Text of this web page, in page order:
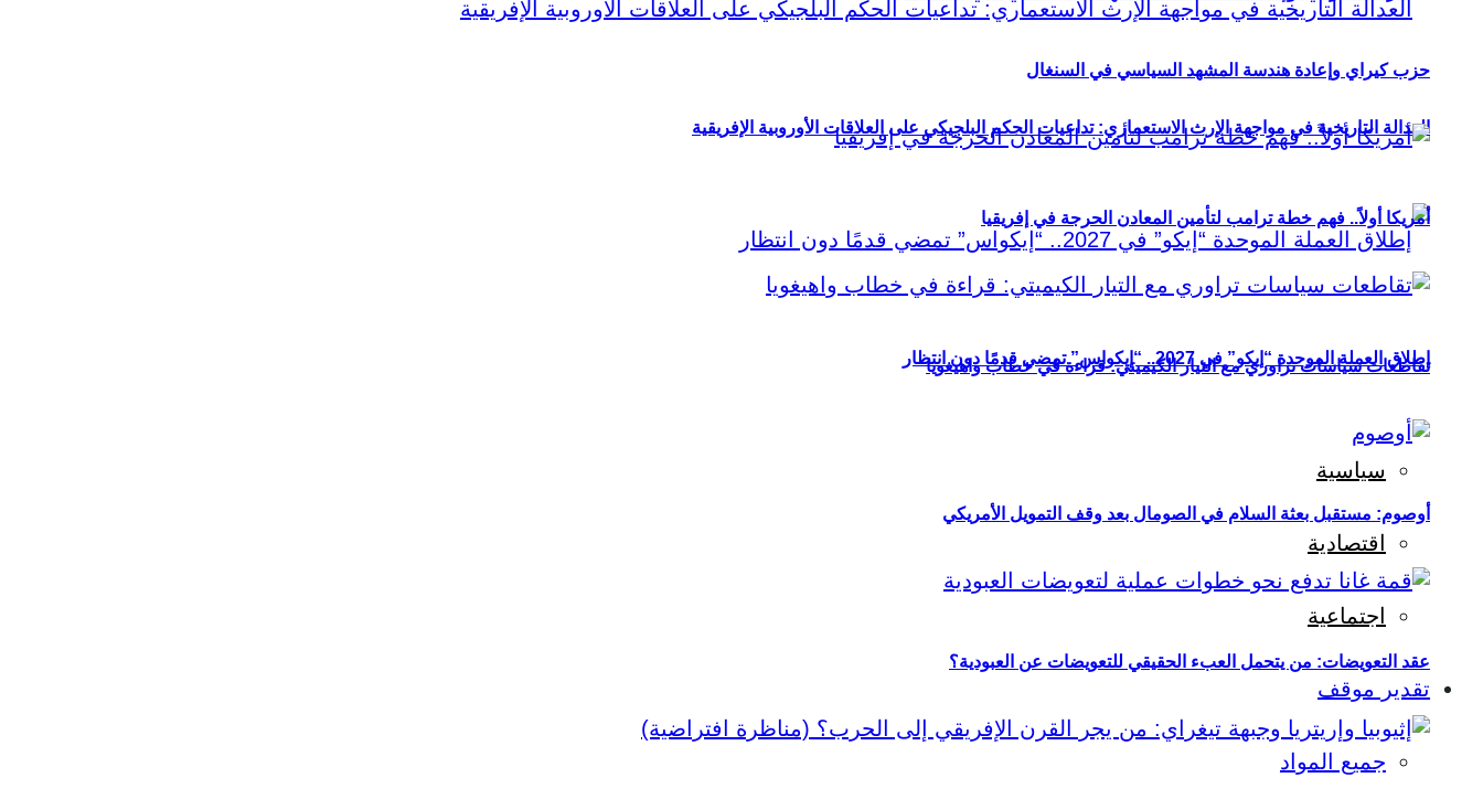
العدالة التاريخية في مواجهة الإرث الاستعماري: تداعيات الحكم البلجيكي على العلاقات الأوروبية الإفريقية
إطلاق العملة الموحدة “إيكو” في 2027.. “إيكواس” تمضي قدمًا دون انتظار
سياسية
اقتصادية
اجتماعية
تقدير موقف
جميع المواد
حزب كيراي وإعادة هندسة المشهد السياسي في السنغال
أمريكا أولاً.. فهم خطة ترامب لتأمين المعادن الحرجة في إفريقيا
تقاطعات سياسات تراوري مع التيار الكيميتي: قراءة في خطاب واهيغويا
أوصوم: مستقبل بعثة السلام في الصومال بعد وقف التمويل الأمريكي
عقد التعويضات: من يتحمل العبء الحقيقي للتعويضات عن العبودية؟